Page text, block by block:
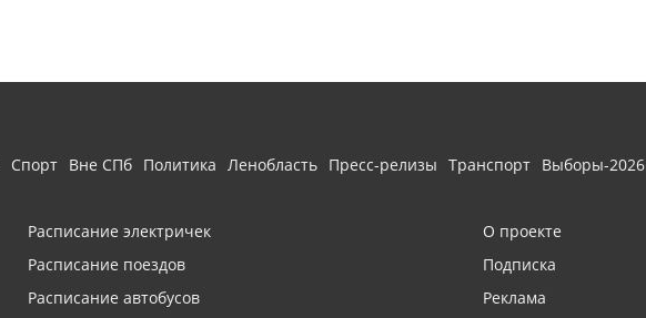
Спорт Вне СПб Политика Ленобласть Пресс-релизы Транспорт Выборы-2026
Расписание электричек
Расписание поездов
Расписание автобусов
О проекте
Подписка
Реклама